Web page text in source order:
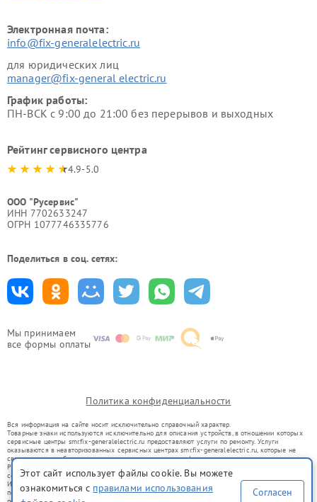
Мы принимаем
все формы оплаты
Электронная почта:
info@fix-generalelectric.ru
для юридических лиц
manager@fix-general electric.ru
График работы:
ПН-ВСК с 9:00 до 21:00 без перерывов и выходных
Рейтинг сервисного центра
4.9-5.0
ООО "Русервис"
ИНН 7702633247
ОГРН 1077746335776
Поделиться в соц. сетях:
Политика конфиденциальности
Вся информация на сайте носит исключительно справочный характер.
Товарные знаки используются исключительно для описания устройств, в отношении которых
сервисные центры smr.fix-generalelectric.ru предоставляют услуги по ремонту. Услуги
оказываются в неавторизованных сервисных центрах smr.fix-generalelectric.ru, которые не
связаны с правообладателями товарных знаков или их официальными представителями.
Ремонт осуществляется для устройств, уже введенных в гражданский оборот в соответствии
со статьей 1487 ГК РФ.
Использование товарных знаков не преследует цели индивидуализации услуг или введения
потребителей в заблуждение, а служит для информирования о предоставляемых услугах по
Этот сайт использует файлы cookie. Вы можете
ознакомиться с правилами использования
Согласен